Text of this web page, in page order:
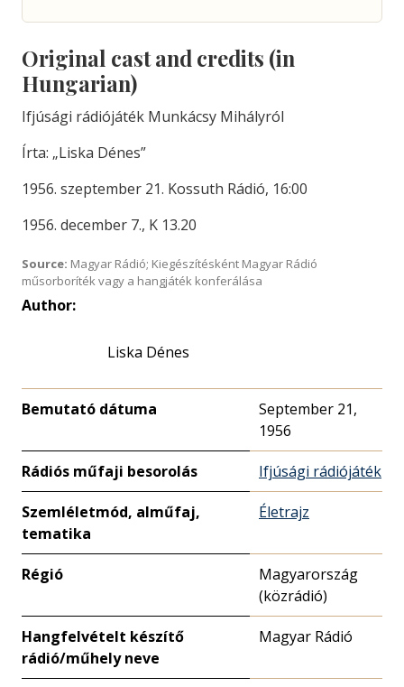
Original cast and credits (in
Hungarian)
Ifjúsági rádiójáték Munkácsy Mihályról
Írta: „Liska Dénes”
1956. szeptember 21. Kossuth Rádió, 16:00
1956. december 7., K 13.20
Source: Magyar Rádió; Kiegészítésként Magyar Rádió
műsorboríték vagy a hangjáték konferálása
Author:
Liska Dénes
Bemutató dátuma
September 21,
1956
Rádiós műfaji besorolás Ifjúsági rádiójáték
Szemléletmód, alműfaj,
tematika
Életrajz
Régió
Magyarország
(közrádió)
Hangfelvételt készítő
rádió/műhely neve
Magyar Rádió